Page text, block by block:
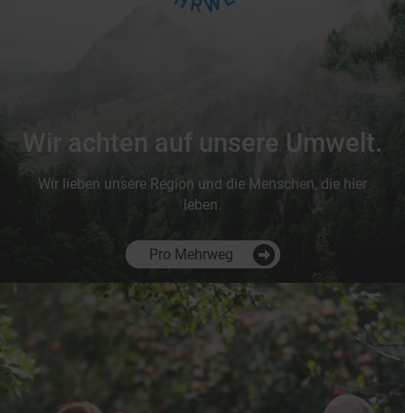
Wir achten auf unsere Umwelt.
Wir lieben unsere Region und die Menschen, die hier
leben.
Pro Mehrweg